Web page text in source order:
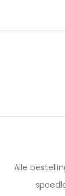
Alle